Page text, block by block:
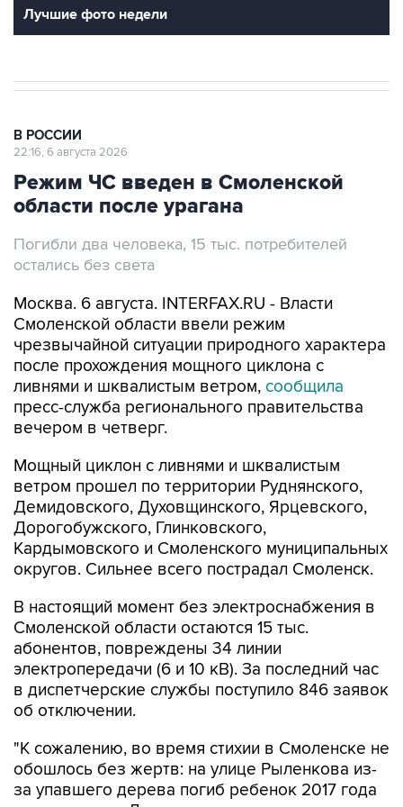
Лучшие фото недели
В РОССИИ
22:16, 6 августа 2026
Режим ЧС введен в Смоленской
области после урагана
Погибли два человека, 15 тыс. потребителей
остались без света
Москва. 6 августа. INTERFAX.RU - Власти
Смоленской области ввели режим
чрезвычайной ситуации природного характера
после прохождения мощного циклона с
ливнями и шквалистым ветром, сообщила
пресс-служба регионального правительства
вечером в четверг.
Мощный циклон с ливнями и шквалистым
ветром прошел по территории Руднянского,
Демидовского, Духовщинского, Ярцевского,
Дорогобужского, Глинковского,
Кардымовского и Смоленского муниципальных
округов. Сильнее всего пострадал Смоленск.
В настоящий момент без электроснабжения в
Смоленской области остаются 15 тыс.
абонентов, повреждены 34 линии
электропередачи (6 и 10 кВ). За последний час
в диспетчерские службы поступило 846 заявок
об отключении.
"К сожалению, во время стихии в Смоленске не
обошлось без жертв: на улице Рыленкова из-
за упавшего дерева погиб ребенок 2017 года